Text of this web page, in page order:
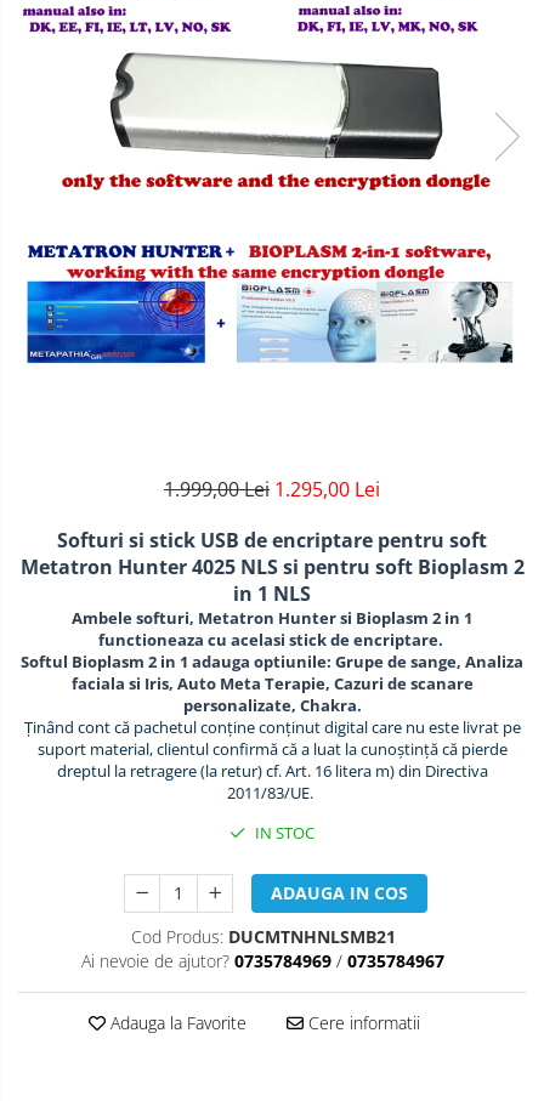
1.999,00 Lei 1.295,00 Lei
Softuri si stick USB de encriptare pentru soft
Metatron Hunter 4025 NLS si pentru soft Bioplasm 2
in 1 NLS
Ambele softuri, Metatron Hunter si Bioplasm 2 in 1
functioneaza cu acelasi stick de encriptare.
Softul Bioplasm 2 in 1 adauga optiunile: Grupe de sange, Analiza
faciala si Iris, Auto Meta Terapie, Cazuri de scanare
personalizate, Chakra.
Ținând cont că pachetul conține conținut digital care nu este livrat pe
suport material, clientul confirmă că a luat la cunoștință că pierde
dreptul la retragere (la retur) cf. Art. 16 litera m) din Directiva
2011/83/UE.
IN STOC
ADAUGA IN COS
Cod Produs: DUCMTNHNLSMB21
Ai nevoie de ajutor? 0735784969 / 0735784967
Adauga la Favorite Cere informatii